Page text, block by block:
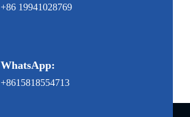
+86 19941028769
WhatsApp:
+8615818554713